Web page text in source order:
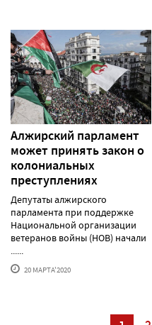
Алжирский парламент
может принять закон о
колониальных
преступлениях
Депутаты алжирского
парламента при поддержке
Национальной организации
ветеранов войны (НОВ) начали
......
20 МАРТА'2020